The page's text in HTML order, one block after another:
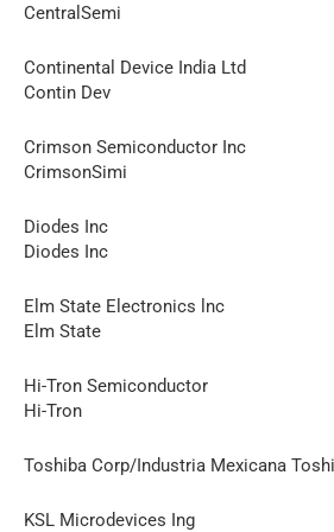
CentralSemi
Continental Device India Ltd
Contin Dev
Crimson Semiconductor Inc
CrimsonSimi
Diodes Inc
Diodes Inc
Elm State Electronics lnc
Elm State
Hi-Tron Semiconductor
Hi-Tron
Toshiba Corp/Industria Mexicana
KSL Microdevices Ing